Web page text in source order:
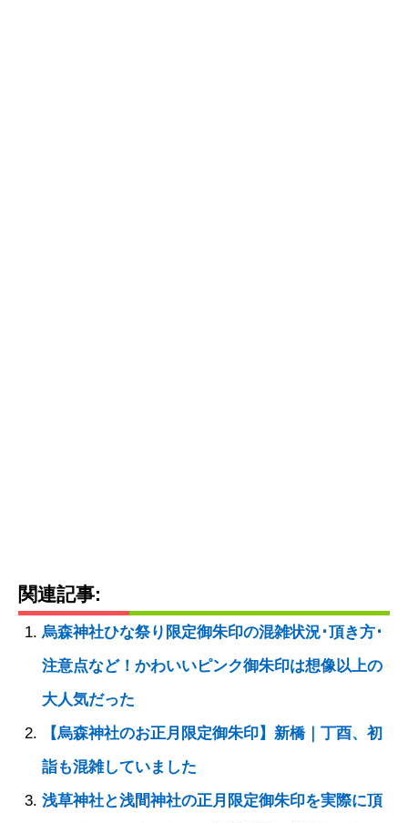
関連記事:
烏森神社ひな祭り限定御朱印の混雑状況･頂き方･
注意点など！かわいいピンク御朱印は想像以上の
大人気だった
【烏森神社のお正月限定御朱印】新橋｜丁酉、初
詣も混雑していました
浅草神社と浅間神社の正月限定御朱印を実際に頂